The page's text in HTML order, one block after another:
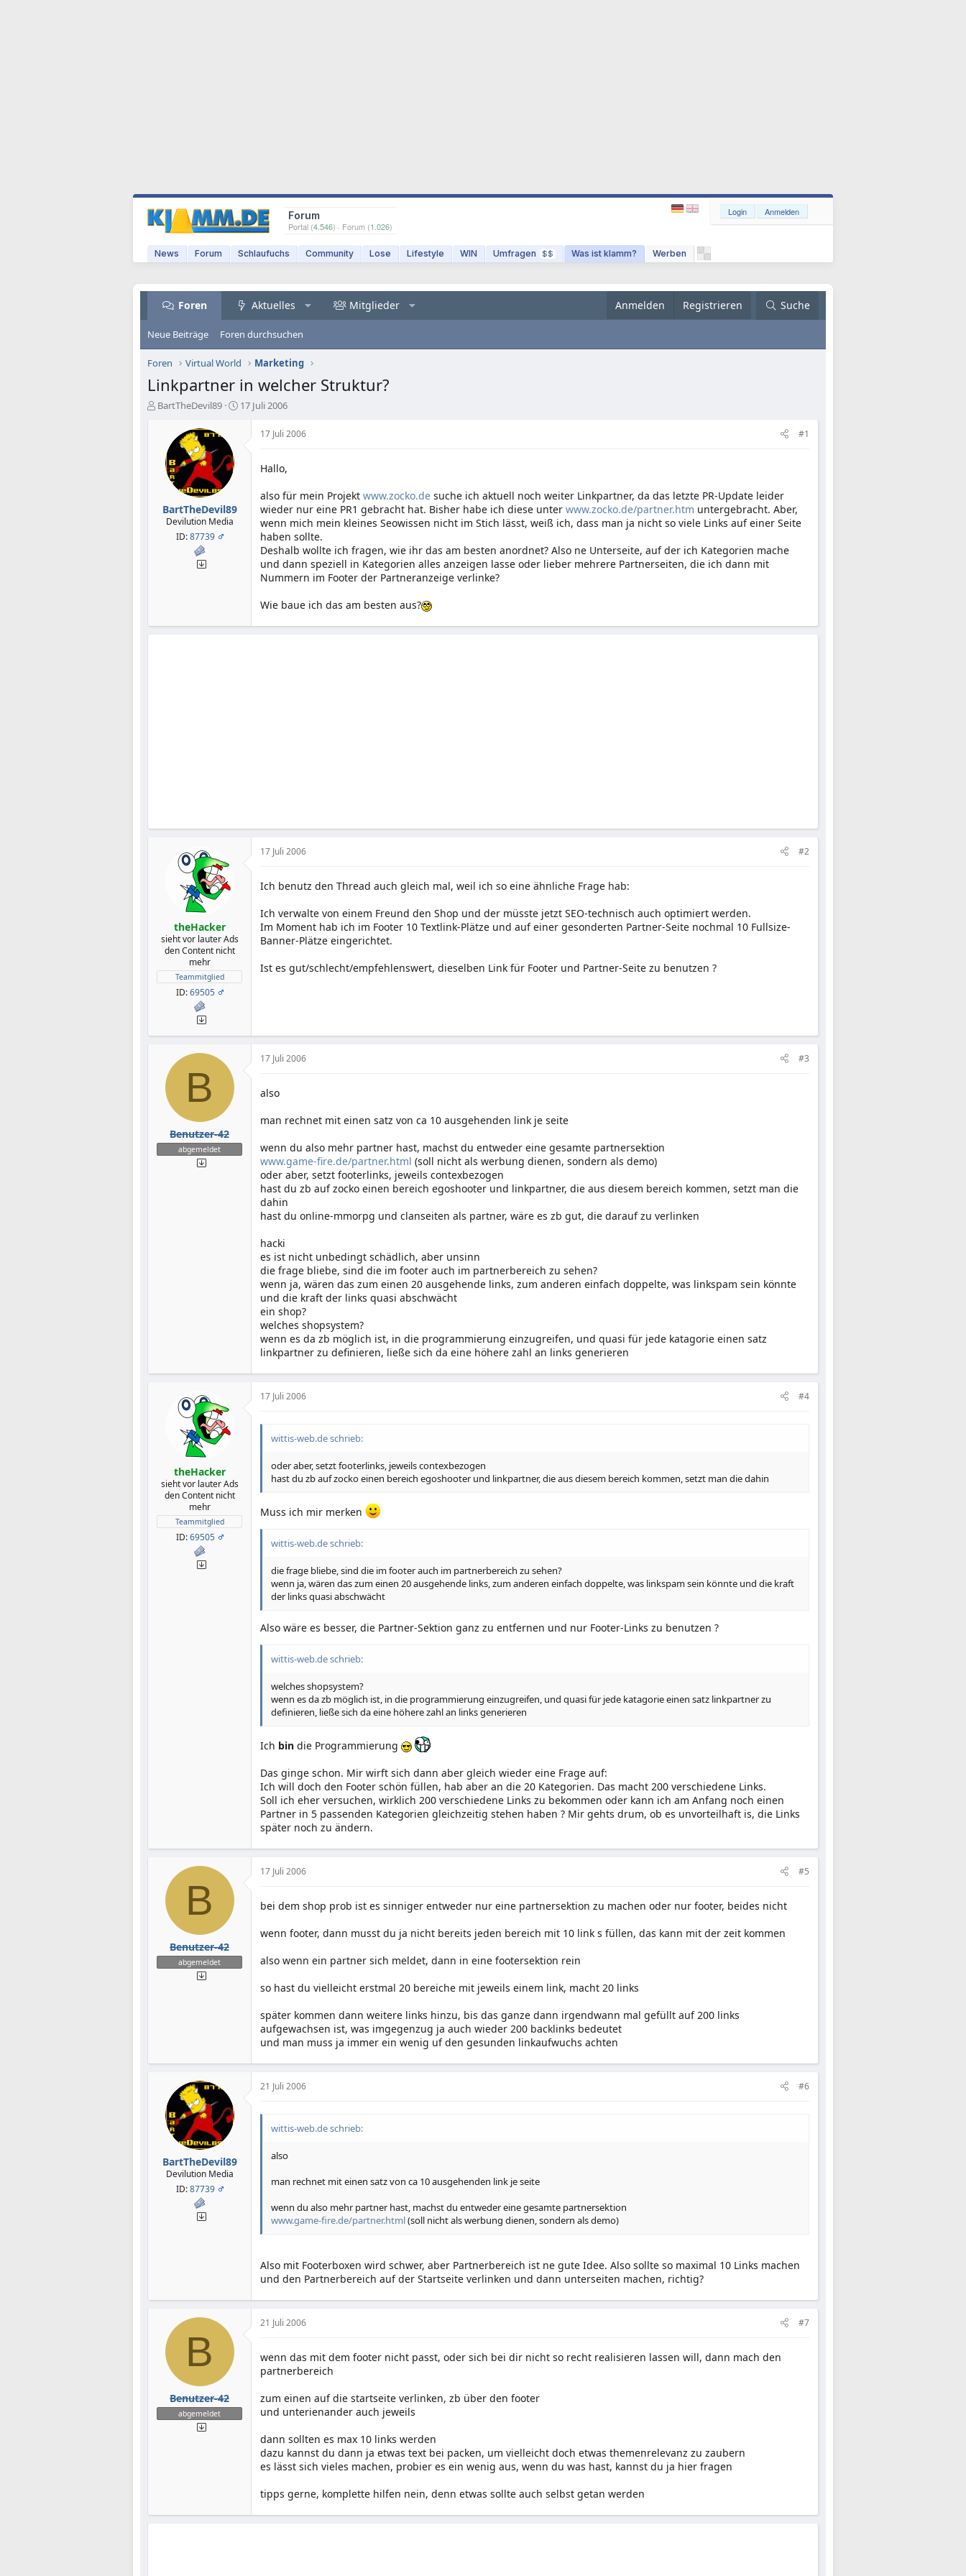
Forum
Portal (4.546) · Forum (1.026)
News Forum Schlaufuchs Community Lose Lifestyle WIN Umfragen $$ Was ist klamm? Werben
Login Anmelden
Foren Aktuelles Mitglieder Anmelden Registrieren Suche
Neue Beiträge Foren durchsuchen
Foren Virtual World Marketing
Linkpartner in welcher Struktur?
E
BartTheDevil89
E17 Juli 2006
BartTheDevil89
Devilution Media
ID:87739
17 Juli 2006 #1
Hallo,
also für mein Projekt www.zocko.de suche ich aktuell noch weiter Linkpartner, da das letzte PR-Update leider
wieder nur eine PR1 gebracht hat. Bisher habe ich diese unter www.zocko.de/partner.htm untergebracht. Aber,
wenn mich mein kleines Seowissen nicht im Stich lässt, weiß ich, dass man ja nicht so viele Links auf einer Seite
haben sollte.
Deshalb wollte ich fragen, wie ihr das am besten anordnet? Also ne Unterseite, auf der ich Kategorien mache
und dann speziell in Kategorien alles anzeigen lasse oder lieber mehrere Partnerseiten, die ich dann mit
Nummern im Footer der Partneranzeige verlinke?
Wie baue ich das am besten aus?
theHacker
sieht vor lauter Ads
den Content nicht
mehr
Teammitglied
ID:69505
17 Juli 2006 #2
Ich benutz den Thread auch gleich mal, weil ich so eine ähnliche Frage hab:
Ich verwalte von einem Freund den Shop und der müsste jetzt SEO-technisch auch optimiert werden.
Im Moment hab ich im Footer 10 Textlink-Plätze und auf einer gesonderten Partner-Seite nochmal 10 Fullsize-
Banner-Plätze eingerichtet.
Ist es gut/schlecht/empfehlenswert, dieselben Link für Footer und Partner-Seite zu benutzen ?
B
Benutzer-42
abgemeldet
17 Juli 2006 #3
also
man rechnet mit einen satz von ca 10 ausgehenden link je seite
wenn du also mehr partner hast, machst du entweder eine gesamte partnersektion
www.game-fire.de/partner.html (soll nicht als werbung dienen, sondern als demo)
oder aber, setzt footerlinks, jeweils contexbezogen
hast du zb auf zocko einen bereich egoshooter und linkpartner, die aus diesem bereich kommen, setzt man die
dahin
hast du online-mmorpg und clanseiten als partner, wäre es zb gut, die darauf zu verlinken
hacki
es ist nicht unbedingt schädlich, aber unsinn
die frage bliebe, sind die im footer auch im partnerbereich zu sehen?
wenn ja, wären das zum einen 20 ausgehende links, zum anderen einfach doppelte, was linkspam sein könnte
und die kraft der links quasi abschwächt
ein shop?
welches shopsystem?
wenn es da zb möglich ist, in die programmierung einzugreifen, und quasi für jede katagorie einen satz
linkpartner zu definieren, ließe sich da eine höhere zahl an links generieren
theHacker
sieht vor lauter Ads
den Content nicht
mehr
Teammitglied
ID:69505
17 Juli 2006 #4
wittis-web.de schrieb:
oder aber, setzt footerlinks, jeweils contexbezogen
hast du zb auf zocko einen bereich egoshooter und linkpartner, die aus diesem bereich kommen, setzt man die dahin
Muss ich mir merken
wittis-web.de schrieb:
die frage bliebe, sind die im footer auch im partnerbereich zu sehen?
wenn ja, wären das zum einen 20 ausgehende links, zum anderen einfach doppelte, was linkspam sein könnte und die kraft
der links quasi abschwächt
Also wäre es besser, die Partner-Sektion ganz zu entfernen und nur Footer-Links zu benutzen ?
wittis-web.de schrieb:
welches shopsystem?
wenn es da zb möglich ist, in die programmierung einzugreifen, und quasi für jede katagorie einen satz linkpartner zu
definieren, ließe sich da eine höhere zahl an links generieren
Ich bin die Programmierung
Das ginge schon. Mir wirft sich dann aber gleich wieder eine Frage auf:
Ich will doch den Footer schön füllen, hab aber an die 20 Kategorien. Das macht 200 verschiedene Links.
Soll ich eher versuchen, wirklich 200 verschiedene Links zu bekommen oder kann ich am Anfang noch einen
Partner in 5 passenden Kategorien gleichzeitig stehen haben ? Mir gehts drum, ob es unvorteilhaft is, die Links
später noch zu ändern.
B
Benutzer-42
abgemeldet
17 Juli 2006 #5
bei dem shop prob ist es sinniger entweder nur eine partnersektion zu machen oder nur footer, beides nicht
wenn footer, dann musst du ja nicht bereits jeden bereich mit 10 link s füllen, das kann mit der zeit kommen
also wenn ein partner sich meldet, dann in eine footersektion rein
so hast du vielleicht erstmal 20 bereiche mit jeweils einem link, macht 20 links
später kommen dann weitere links hinzu, bis das ganze dann irgendwann mal gefüllt auf 200 links
aufgewachsen ist, was imgegenzug ja auch wieder 200 backlinks bedeutet
und man muss ja immer ein wenig uf den gesunden linkaufwuchs achten
BartTheDevil89
Devilution Media
ID:87739
21 Juli 2006 #6
wittis-web.de schrieb:
also
man rechnet mit einen satz von ca 10 ausgehenden link je seite
wenn du also mehr partner hast, machst du entweder eine gesamte partnersektion
www.game-fire.de/partner.html(soll nicht als werbung dienen, sondern als demo)
Also mit Footerboxen wird schwer, aber Partnerbereich ist ne gute Idee. Also sollte so maximal 10 Links machen
und den Partnerbereich auf der Startseite verlinken und dann unterseiten machen, richtig?
B
Benutzer-42
abgemeldet
21 Juli 2006 #7
wenn das mit dem footer nicht passt, oder sich bei dir nicht so recht realisieren lassen will, dann mach den
partnerbereich
zum einen auf die startseite verlinken, zb über den footer
und unterienander auch jeweils
dann sollten es max 10 links werden
dazu kannst du dann ja etwas text bei packen, um vielleicht doch etwas themenrelevanz zu zaubern
es lässt sich vieles machen, probier es ein wenig aus, wenn du was hast, kannst du ja hier fragen
tipps gerne, komplette hilfen nein, denn etwas sollte auch selbst getan werden